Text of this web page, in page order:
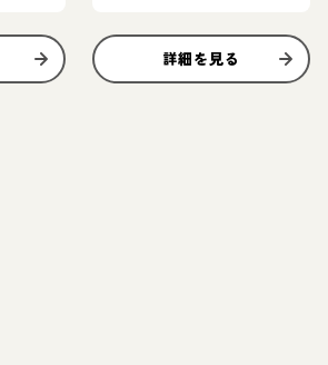
詳細を見る